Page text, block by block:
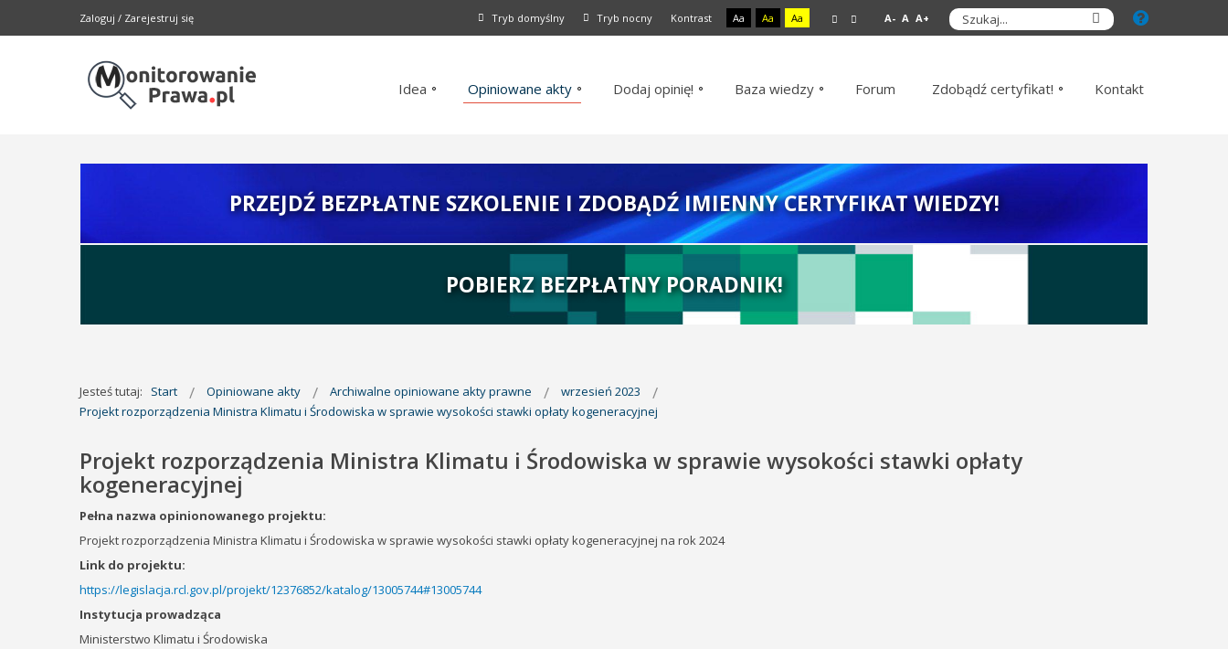
Zaloguj / Zarejestruj się Tryb domyślny Tryb nocny Kontrast Aa Aa Aa A- A A+
Idea Opiniowane akty Dodaj opinię! Baza wiedzy Forum Zdobądź certyfikat! Kontakt
PRZEJDŹ BEZPŁATNE SZKOLENIE I ZDOBĄDŹ IMIENNY CERTYFIKAT WIEDZY!
POBIERZ BEZPŁATNY PORADNIK!
Jesteś tutaj: Start Opiniowane akty Archiwalne opiniowane akty prawne
wrzesień 2023
Projekt rozporządzenia Ministra Klimatu i Środowiska w sprawie wysokości stawki opłaty kogeneracyjnej
Projekt rozporządzenia Ministra Klimatu i Środowiska w sprawie wysokości stawki opłaty
kogeneracyjnej
Pełna nazwa opinionowanego projektu:
Projekt rozporządzenia Ministra Klimatu i Środowiska w sprawie wysokości stawki opłaty kogeneracyjnej na rok 2024
Link do projektu:
https://legislacja.rcl.gov.pl/projekt/12376852/katalog/13005744#13005744
Instytucja prowadząca
Ministerstwo Klimatu i Środowiska